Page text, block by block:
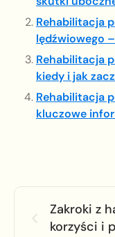
Rehabilitacja
lędźwiowego
Rehabilitacja
kiedy i jak
Rehabilitacja
kluczowe
Zakroki z
korzyści i